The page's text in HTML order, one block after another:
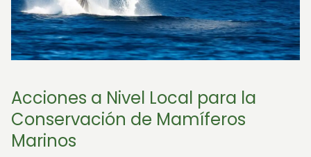
Acciones a Nivel Local para la
Conservación de Mamíferos
Marinos